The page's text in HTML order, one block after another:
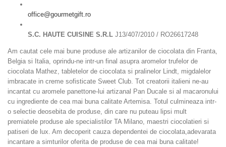
office@gourmetgift.ro
S.C. HAUTE CUISINE S.R.L J13/407/2010 / RO26617248
Am cautat cele mai bune produse ale artizanilor de ciocolata din Franta,
Belgia si Italia, oprindu-ne intr-un final asupra aromelor trufelor de
ciocolata Mathez, tabletelor de ciocolata si pralinelor Lindt, migdalelor
imbracate in creme sofisticate Sweet Club. Tot creatorii italieni ne-au
incantat cu aromele panettone-lui artizanal Pan Ducale si al macaronului
cu ingrediente de cea mai buna calitate Artemisa. Totul culmineaza intr-
o selectie deosebita de produse, din care nu puteau lipsi mult
premiatele produse ale specialistilor TA Milano, maestri ciocolatieri si
patiseri de lux. Am decoperit cauza dependentei de ciocolata,adevarata
incantare a simturilor oferita de produse de cea mai buna calitate!